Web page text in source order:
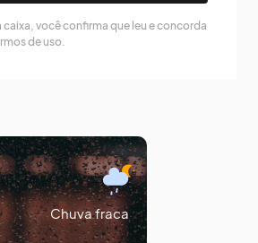
caixa, você confirma que leu e concorda
de uso.
Chuva fraca